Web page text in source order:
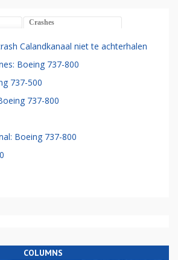
Crashes
Calandkanaal niet te achterhalen
Boeing 737-800
737-500
737-800
Boeing 737-800
COLUMNS